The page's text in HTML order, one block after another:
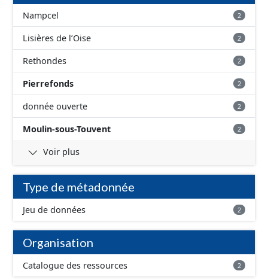
Nampcel 2
Lisières de l’Oise 2
Rethondes 2
Pierrefonds 2
donnée ouverte 2
Moulin-sous-Touvent 2
Voir plus
Type de métadonnée
Jeu de données 2
Organisation
Catalogue des ressources 2